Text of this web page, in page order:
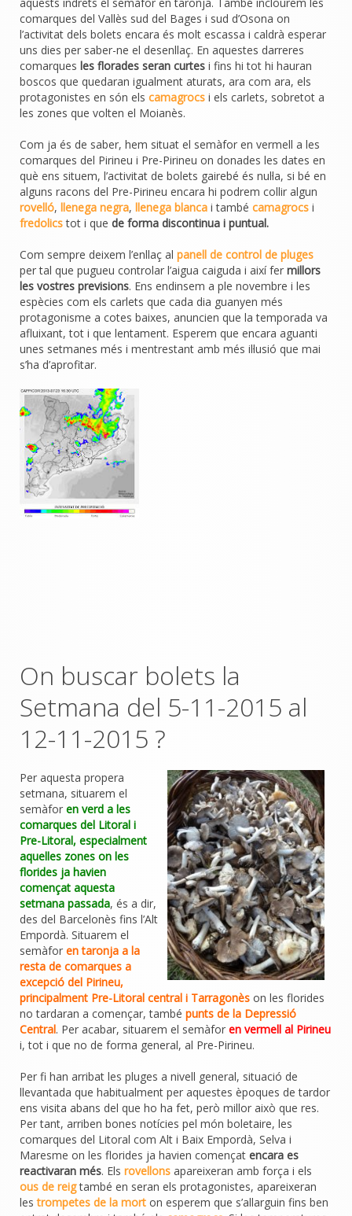
comarques del Vallès sud del Bages i sud d’Osona on
l’activitat dels bolets encara és molt escassa i caldrà esperar
uns dies per saber-ne el desenllaç. En aquestes darreres
comarques les florades seran curtes i fins hi tot hi hauran
boscos que quedaran igualment aturats, ara com ara, els
protagonistes en són els camagrocs i els carlets, sobretot a
les zones que volten el Moianès.
Com ja és de saber, hem situat el semàfor en vermell a les
comarques del Pirineu i Pre-Pirineu on donades les dates en
què ens situem, l’activitat de bolets gairebé és nul·la, si bé en
alguns racons del Pre-Pirineu encara hi podrem collir algun
rovelló, llenega negra, llenega blanca i també camagrocs i
fredolicstot i que de forma discontinua i puntual.
Com sempre deixem l’enllaç al panell de control de pluges
per tal que pugueu controlar l’aigua caiguda i així fer millors
les vostres previsions. Ens endinsem a ple novembre i les
espècies com els carlets que cada dia guanyen més
protagonisme a cotes baixes, anuncien que la temporada va
afluixant, tot i que lentament. Esperem que encara aguanti
unes setmanes més i mentrestant amb més il·lusió que mai
s’ha d’aprofitar.
On buscar bolets la
Setmana del 5-11-2015 al
12-11-2015 ?
Per aquesta propera
setmana, situarem el
semàfor en verd a les
comarques del Litoral i
Pre-Litoral, especialment
aquelles zones on les
florides ja havien
començat aquesta
setmana passada, és a dir,
des del Barcelonès fins l’Alt
Empordà. Situarem el
semàfor en taronja a la
resta de comarques a
excepció del Pirineu,
principalment Pre-Litoral central i Tarragonès on les florides
no tardaran a començar, també punts de la Depressió
Central. Per acabar, situarem el semàfor en vermell al Pirineu
i, tot i que no de forma general, al Pre-Pirineu.
Per fi han arribat les pluges a nivell general, situació de
llevantada que habitualment per aquestes èpoques de tardor
ens visita abans del que ho ha fet, però millor això que res.
Per tant, arriben bones notícies pel món boletaire, les
comarques del Litoral com Alt i Baix Empordà, Selva i
Maresme on les florides ja havien començat encara es
reactivaran més. Els rovellons apareixeran amb força i els
ous de reigtambé en seran els protagonistes, apareixeran
lestrompetes de la mort on esperem que s’allarguin fins ben